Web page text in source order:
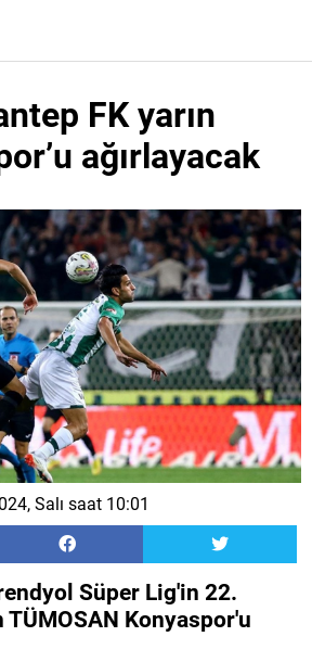
FK yarın
ağırlayacak
Salı saat 10:01
Süper Lig'in 22.
TÜMOSAN Konyaspor'u